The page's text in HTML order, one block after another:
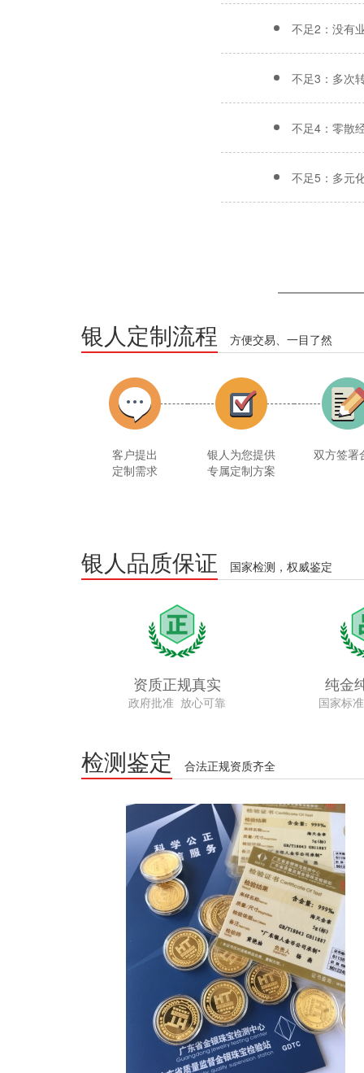
不足2：没有
不足3：多次
不足4：零散
不足5：多元
银人定制流程 方便交易、一目了然
客户提出
定制需求
银人为您提供
专属定制方案
双方签署
银人品质保证 国家检测，权威鉴定
资质正规真实
政府批准 放心可靠
纯金
国家标
检测鉴定 合法正规资质齐全